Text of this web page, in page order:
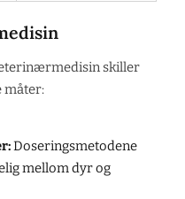
skiller
måter:
Doseringsmetodene
mellom dyr og